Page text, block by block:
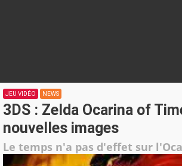
JEU VIDÉO NEWS
3DS : Zelda Ocarina of
nouvelles images
Le temps n'a pas d'effet sur